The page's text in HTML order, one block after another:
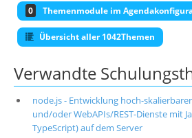
0 Themenmodule im
Übersicht aller 1042Themen
Verwandte
node.js - Entwicklung hoch-
und/oder WebAPIs/REST-Dienste mit
TypeScript) auf dem Server